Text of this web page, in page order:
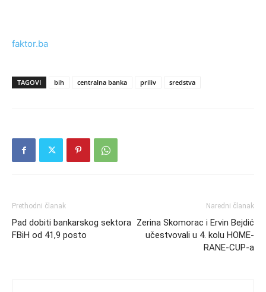
faktor.ba
TAGOVI bih centralna banka priliv sredstva
Prethodni članak
Pad dobiti bankarskog sektora
FBiH od 41,9 posto
Naredni članak
Zerina Skomorac i Ervin Bejdić
učestvovali u 4. kolu HOME-
RANE-CUP-a